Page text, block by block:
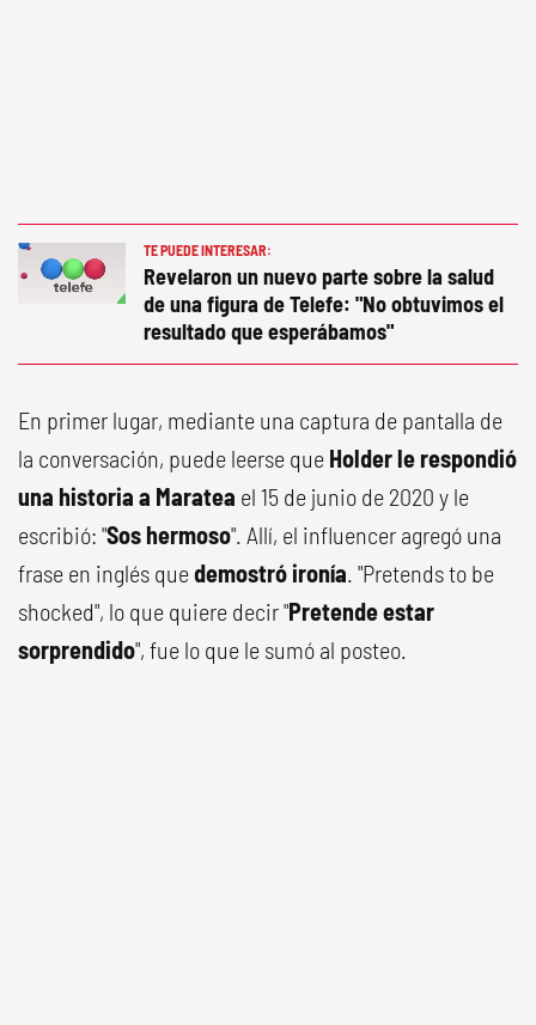
TE PUEDE INTERESAR:
Revelaron un nuevo parte sobre la salud
de una figura de Telefe: "No obtuvimos el
resultado que esperábamos"
En primer lugar, mediante una captura de pantalla de
la conversación, puede leerse que Holder le respondió
una historia a Maratea el 15 de junio de 2020 y le
escribió: "Sos hermoso". Allí, el influencer agregó una
frase en inglés quedemostró ironía. "Pretends to be
shocked", lo que quiere decir "Pretende estar
sorprendido", fue lo que le sumó al posteo.